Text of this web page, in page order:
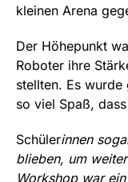
kleinen Arena
Der Höhepunkt
Roboter ihre
stellten. Es
so viel Spaß,
Schülerinnen
blieben, um
Workshop war